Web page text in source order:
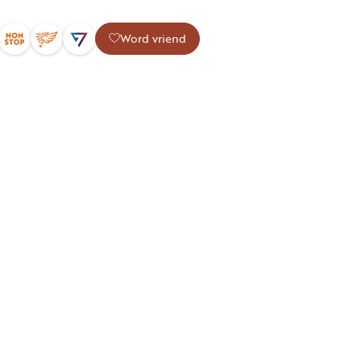
Word vriend